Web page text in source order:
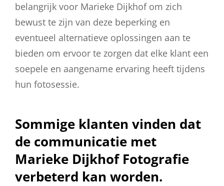
belangrijk voor Marieke Dijkhof om zich
bewust te zijn van deze beperking en
eventueel alternatieve oplossingen aan te
bieden om ervoor te zorgen dat elke klant een
soepele en aangename ervaring heeft tijdens
hun fotosessie.
Sommige klanten vinden dat
de communicatie met
Marieke Dijkhof Fotografie
verbeterd kan worden.